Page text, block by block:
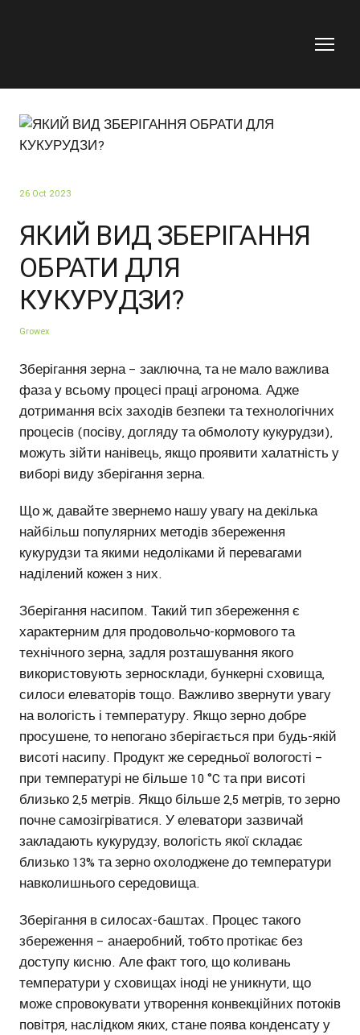
26 Oct 2023
ЯКИЙ ВИД ЗБЕРІГАННЯ
ОБРАТИ ДЛЯ
КУКУРУДЗИ?
Growex
Зберігання зерна – заключна, та не мало важлива
фаза у всьому процесі праці агронома. Адже
дотримання всіх заходів безпеки та технологічних
процесів (посіву, догляду та обмолоту кукурудзи),
можуть зійти нанівець, якщо проявити халатність у
виборі виду зберігання зерна.
Що ж, давайте звернемо нашу увагу на декілька
найбільш популярних методів збереження
кукурудзи та якими недоліками й перевагами
наділений кожен з них.
Зберігання насипом. Такий тип збереження є
характерним для продовольчо-кормового та
технічного зерна, задля розташування якого
використовують зерносклади, бункерні сховища,
силоси елеваторів тощо. Важливо звернути увагу
на вологість і температуру. Якщо зерно добре
просушене, то непогано зберігається при будь-якій
висоті насипу. Продукт же середньої вологості –
при температурі не більше 10 °C та при висоті
близько 2,5 метрів. Якщо більше 2,5 метрів, то зерно
почне самозігріватися. У елеватори зазвичай
закладають кукурудзу, вологість якої складає
близько 13% та зерно охолоджене до температури
навколишнього середовища.
Зберігання в силосах-баштах. Процес такого
збереження – анаеробний, тобто протікає без
доступу кисню. Але факт того, що коливань
температури у сховищах іноді не уникнути, що
може спровокувати утворення конвекційних потоків
повітря, наслідком яких, стане поява конденсату у